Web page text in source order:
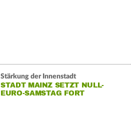
Stärkung der Innenstadt
STADT MAINZ SETZT NULL-
EURO-SAMSTAG FORT